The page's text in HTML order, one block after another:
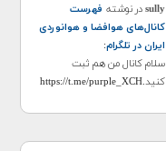
sullyدر نوشته فهرست
کانال‌های هوافضا و هوانوردی
ایران در تلگرام:
سلام کانال من هم ثبت
کنید.https://t.me/purple_XCH